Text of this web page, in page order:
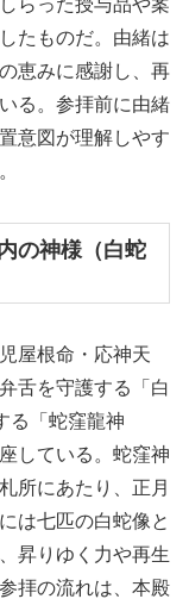
らった授与品や案
たものだ。由緒は
恵みに感謝し、再
る。参拝前に由緒
意図が理解しやす
の神様（白蛇
屋根命・応神天
舌を守護する「白
る「蛇窪龍神
している。蛇窪神
所にあたり、正月
は七匹の白蛇像と
昇りゆく力や再生
拝の流れは、本殿